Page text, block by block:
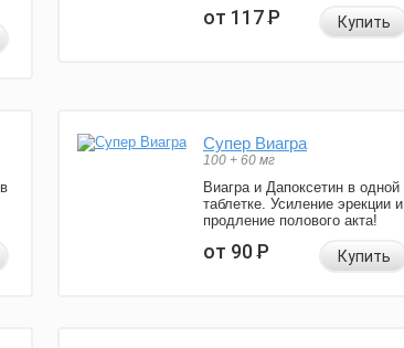
от 117Р Купить
Супер Виагра
100 + 60 мг
Виагра и Дапоксетин в одной
таблетке. Усиление эрекции и
продление полового акта!
от 90Р Купить